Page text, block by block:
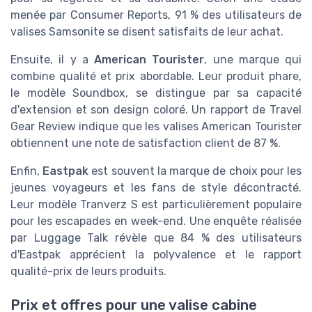
menée par Consumer Reports, 91 % des utilisateurs de
valises Samsonite se disent satisfaits de leur achat.
Ensuite, il y a American Tourister, une marque qui
combine qualité et prix abordable. Leur produit phare,
le modèle Soundbox, se distingue par sa capacité
d'extension et son design coloré. Un rapport de Travel
Gear Review indique que les valises American Tourister
obtiennent une note de satisfaction client de 87 %.
Enfin, Eastpak est souvent la marque de choix pour les
jeunes voyageurs et les fans de style décontracté.
Leur modèle Tranverz S est particulièrement populaire
pour les escapades en week-end. Une enquête réalisée
par Luggage Talk révèle que 84 % des utilisateurs
d'Eastpak apprécient la polyvalence et le rapport
qualité-prix de leurs produits.
Prix et offres pour une valise cabine